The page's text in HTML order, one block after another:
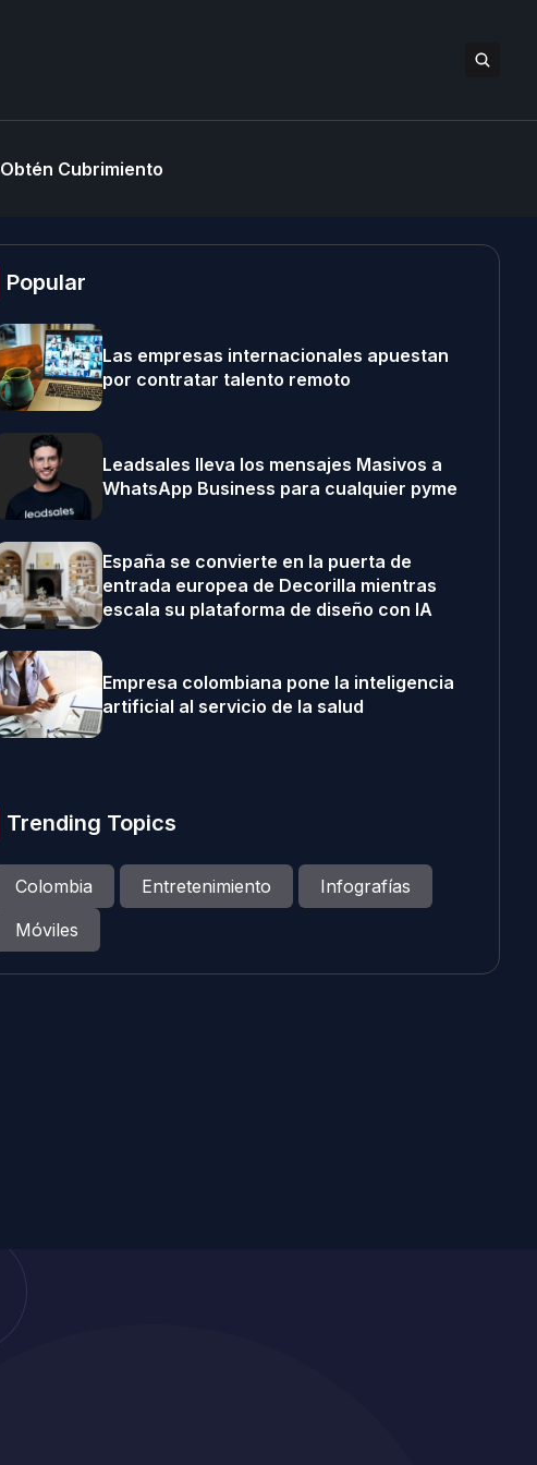
Obtén Cubrimiento
Popular
Las empresas internacionales apuestan
por contratar talento remoto
Leadsales lleva los mensajes Masivos a
WhatsApp Business para cualquier pyme
España se convierte en la puerta de
entrada europea de Decorilla mientras
escala su plataforma de diseño con IA
Empresa colombiana pone la inteligencia
artificial al servicio de la salud
Trending Topics
Colombia Entretenimiento
Infografías
Móviles